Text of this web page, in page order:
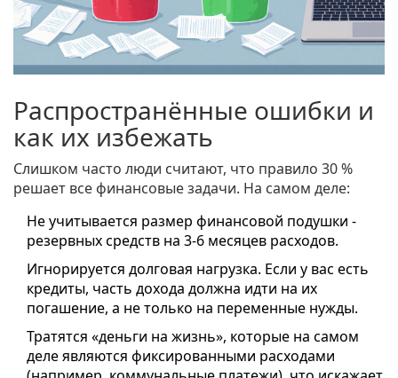
Распространённые ошибки и
как их избежать
Слишком часто люди считают, что правило 30 %
решает все финансовые задачи. На самом деле:
Не учитывается размер финансовой подушки -
резервных средств на 3-6 месяцев расходов.
Игнорируется долговая нагрузка. Если у вас есть
кредиты, часть дохода должна идти на их
погашение, а не только на переменные нужды.
Тратятся «деньги на жизнь», которые на самом
деле являются фиксированными расходами